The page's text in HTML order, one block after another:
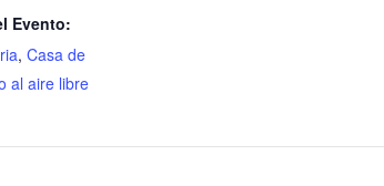
Evento:
, Casa de
al aire libre